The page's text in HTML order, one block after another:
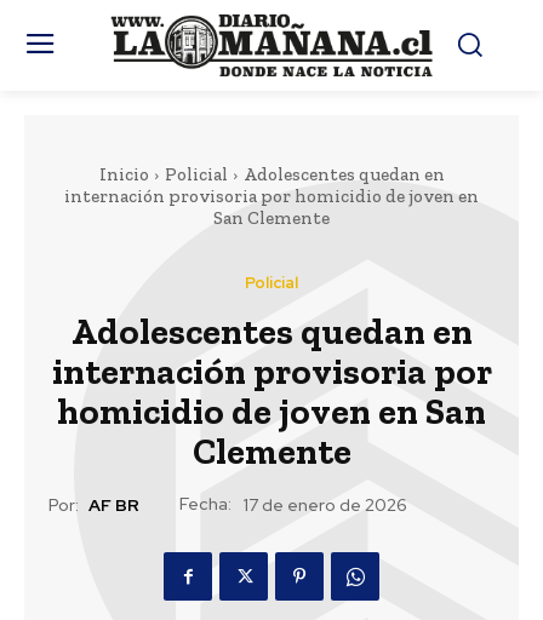
Inicio Policial
Adolescentes quedan en
internación provisoria por homicidio de joven en
San Clemente
Policial
Adolescentes quedan en
internación provisoria por
homicidio de joven en San
Clemente
Por: AF BR Fecha: 17 de enero de 2026